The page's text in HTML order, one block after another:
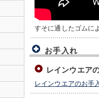
すそに通したゴムに
お手入れ
レインウエア
レインウエアのお手